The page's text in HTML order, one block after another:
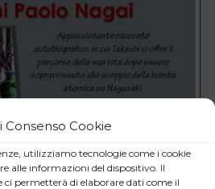
Consenso Cookie
utilizziamo tecnologie come i cookie
alle informazioni del dispositivo. Il
ci permetterà di elaborare dati come il